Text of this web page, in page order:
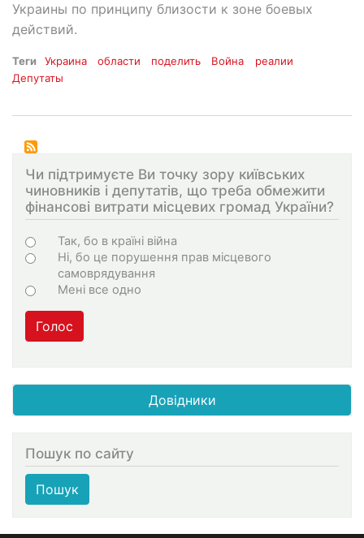
Украины по принципу близости к зоне боевых
действий.
Теги Украина области поделить Война
реалии
Депутаты
Чи підтримуєте Ви точку зору київських
чиновників і депутатів, що треба обмежити
фінансові витрати місцевих громад України?
Choices
Так, бо в країні війна
Ні, бо це порушення прав місцевого
самоврядування
Мені все одно
Голос
Довідники
Пошук по сайту
Пошук